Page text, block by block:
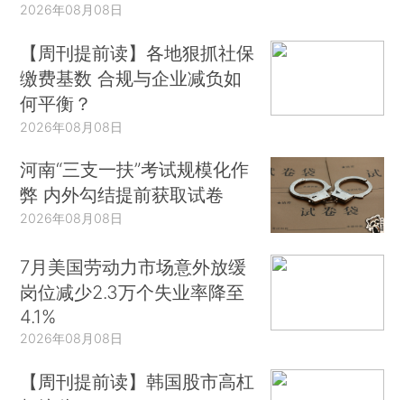
2026年08月08日
【周刊提前读】各地狠抓社保
缴费基数 合规与企业减负如
何平衡？
2026年08月08日
河南“三支一扶”考试规模化作
弊 内外勾结提前获取试卷
2026年08月08日
7月美国劳动力市场意外放缓
岗位减少2.3万个失业率降至
4.1%
2026年08月08日
【周刊提前读】韩国股市高杠